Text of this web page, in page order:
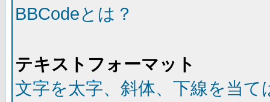
BBCodeとは？
テキストフォーマット
文字を太字、斜体、下線を当て